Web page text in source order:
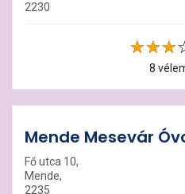
2230
8
Mende Mesevár
Fő utca 10,
Mende,
2235